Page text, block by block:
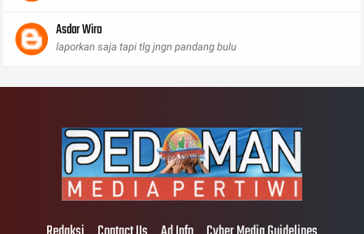
Asdar Wiro
laporkan saja tapi tlg jngn pandang bulu